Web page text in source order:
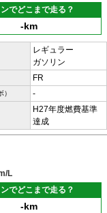
でどこまで走る？
-km
レギュラー
ガソリン
FR
-
H27年度燃費基準
達成
L
でどこまで走る？
-km